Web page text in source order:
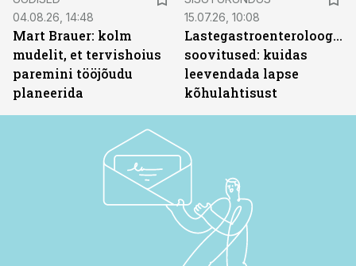
04.08.26, 14:48
Mart Brauer: kolm
mudelit, et tervishoius
paremini tööjõudu
planeerida
15.07.26, 10:08
Lastegastroenteroloogide
soovitused: kuidas
leevendada lapse
kõhulahtisust